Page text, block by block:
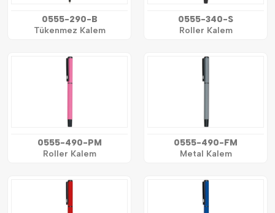
0555-290-B
Tükenmez Kalem
0555-340-S
Roller Kalem
0555-490-PM
Roller Kalem
0555-490-FM
Metal Kalem